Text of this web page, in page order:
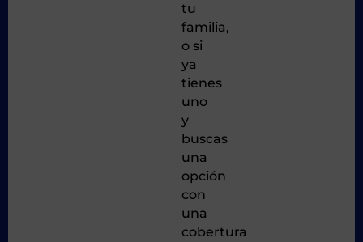
tu
familia,
o si
ya
tienes
uno
y
buscas
una
opción
con
una
cobertura